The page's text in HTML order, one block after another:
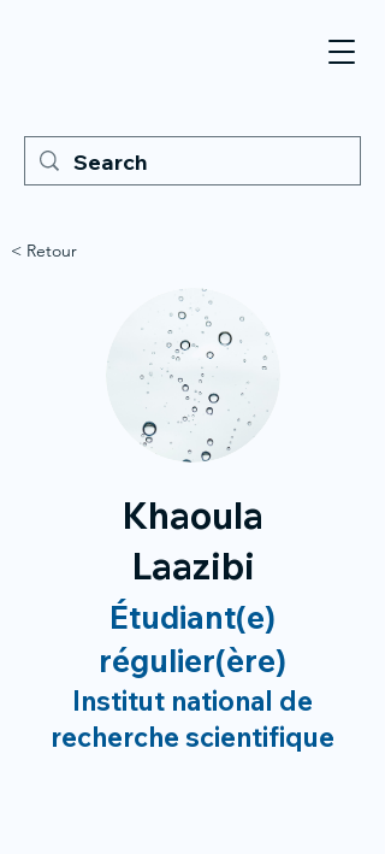
< Retour
Khaoula
Laazibi
Étudiant(e)
régulier(ère)
Institut national de
recherche scientifique